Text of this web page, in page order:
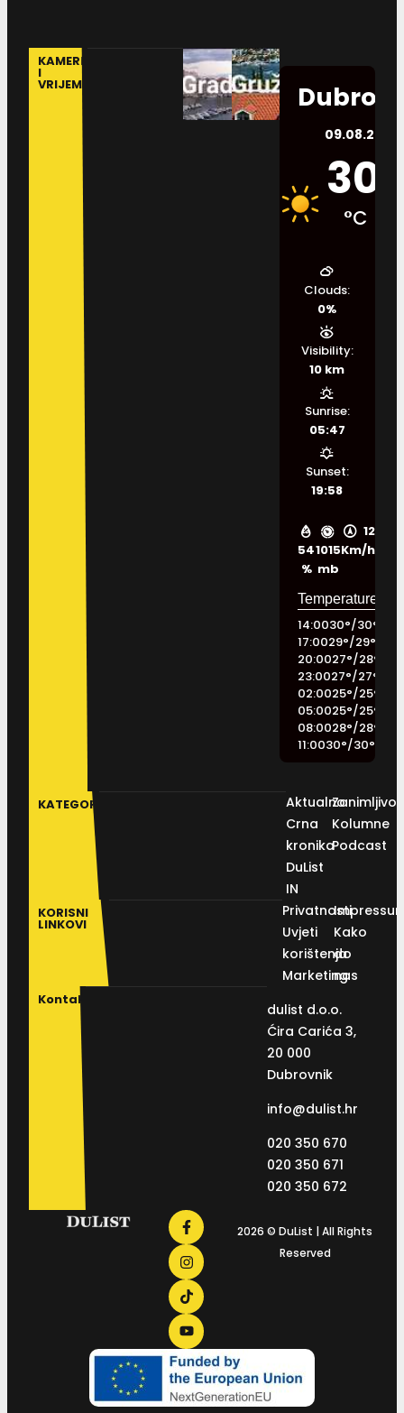
KAMERE
I
VRIJEME
09.08.2026.
30
°C
54
%
1015
mb
12
Km/h
Clouds:
0%
Visibility:
10 km
Sunrise:
05:47
Sunset:
19:58
14:0030°/30°
17:0029°/29°
20:0027°/28°
23:0027°/27°
02:0025°/25°
05:0025°/25°
08:0028°/28°
11:0030°/30°
KATEGORIJE
Aktualno
Crna
kronika
DuList
IN
Kolumne
Podcast
KORISNI
LINKOVI
Privatnosti
Uvjeti
korištenja
Marketing
Kako
do
nas
Kontakt
dulist d.o.o.
Ćira Carića 3,
20 000
Dubrovnik
info@dulist.hr
020 350 670
020 350 671
020 350 672
2026 © DuList | All Rights
Reserved